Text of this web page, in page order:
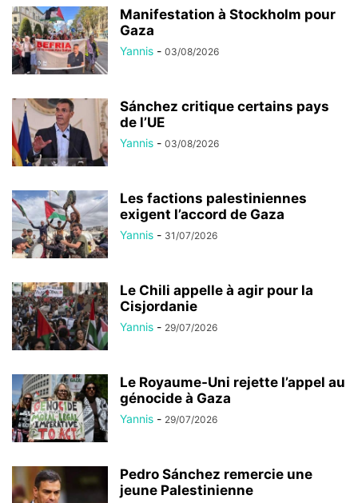
Manifestation à Stockholm pour
Gaza
Yannis - 03/08/2026
Sánchez critique certains pays
de l’UE
Yannis - 03/08/2026
Les factions palestiniennes
exigent l’accord de Gaza
Yannis - 31/07/2026
Le Chili appelle à agir pour la
Cisjordanie
Yannis - 29/07/2026
Le Royaume-Uni rejette l’appel au
génocide à Gaza
Yannis - 29/07/2026
Pedro Sánchez remercie une
jeune Palestinienne